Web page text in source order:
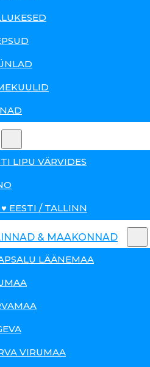
LIPU VÄRVIDES
EESTI / TALLINN
& MAAKONNAD
LÄÄNEMAA
VIRUMAA